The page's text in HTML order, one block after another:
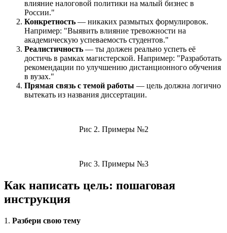
влияние налоговой политики на малый бизнес в
России."
Конкретность — никаких размытых формулировок.
Например: "Выявить влияние тревожности на
академическую успеваемость студентов."
Реалистичность — ты должен реально успеть её
достичь в рамках магистерской. Например: "Разработать
рекомендации по улучшению дистанционного обучения
в вузах."
Прямая связь с темой работы — цель должна логично
вытекать из названия диссертации.
Рис 2. Примеры №2
Рис 3. Примеры №3
Как написать цель: пошаговая
инструкция
1. Разбери свою тему